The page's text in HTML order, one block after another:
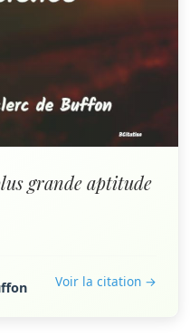
grande aptitude
Voir la citation →